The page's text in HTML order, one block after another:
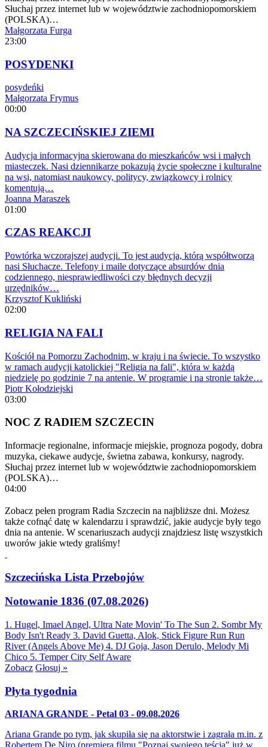
Słuchaj przez internet lub w województwie zachodniopomorskiem
(POLSKA)…
Małgorzata Furga
23:00
POSYDENKI
posydeńki
Małgorzata Frymus
00:00
NA SZCZECIŃSKIEJ ZIEMI
Audycja informacyjna skierowana do mieszkańców wsi i małych
miasteczek. Nasi dziennikarze pokazują życie społeczne i kulturalne
na wsi, natomiast naukowcy, politycy, związkowcy i rolnicy
komentują…
Joanna Maraszek
01:00
CZAS REAKCJI
Powtórka wczorajszej audycji. To jest audycja, którą współtworzą
nasi Słuchacze. Telefony i maile dotyczące absurdów dnia
codziennego, niesprawiedliwości czy błędnych decyzji
urzędników…
Krzysztof Kukliński
02:00
RELIGIA NA FALI
Kościół na Pomorzu Zachodnim, w kraju i na świecie. To wszystko
w ramach audycji katolickiej "Religia na fali", która w każdą
niedzielę po godzinie 7 na antenie. W programie i na stronie także…
Piotr Kołodziejski
03:00
NOC Z RADIEM SZCZECIN
Informacje regionalne, informacje miejskie, prognoza pogody, dobra
muzyka, ciekawe audycje, świetna zabawa, konkursy, nagrody.
Słuchaj przez internet lub w województwie zachodniopomorskiem
(POLSKA)…
04:00
Zobacz pełen program Radia Szczecin na najbliższe dni. Możesz
także cofnąć datę w kalendarzu i sprawdzić, jakie audycje były tego
dnia na antenie. W scenariuszach audycji znajdziesz listę wszystkich
uworów jakie wtedy graliśmy!
Szczecińska Lista Przebojów
Notowanie 1836 (07.08.2026)
1. Hugel, Imael Angel, Ultra Nate Movin' To The Sun 2. Sombr My
Body Isn't Ready 3. David Guetta, Alok, Stick Figure Run Run
River (Angels Above Me) 4. DJ Goja, Jason Derulo, Melody Mi
Chico 5. Temper City Self Aware
Zobacz Głosuj »
Płyta tygodnia
ARIANA GRANDE - Petal 03 - 09.08.2026
Ariana Grande po tym, jak skupiła się na aktorstwie i zagrała m.in. z